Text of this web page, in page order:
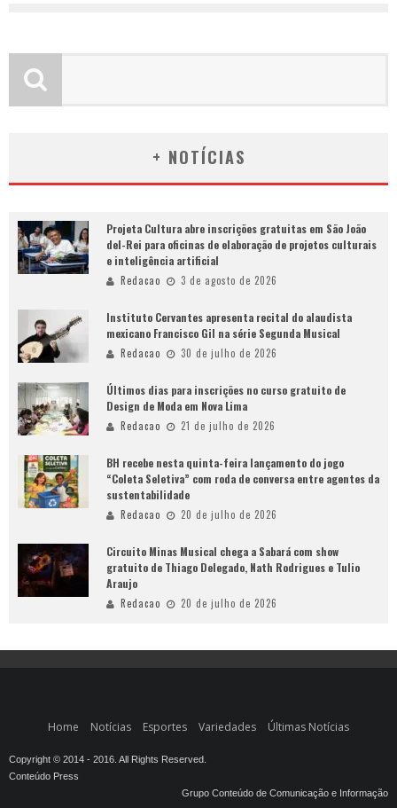
+ NOTÍCIAS
Projeta Cultura abre inscrições gratuitas em São João
del-Rei para oficinas de elaboração de projetos culturais
e inteligência artificial
Redacao 3 de agosto de 2026
Instituto Cervantes apresenta recital do alaudista
mexicano Francisco Gil na série Segunda Musical
Redacao 30 de julho de 2026
Últimos dias para inscrições no curso gratuito de
Design de Moda em Nova Lima
Redacao 21 de julho de 2026
BH recebe nesta quinta-feira lançamento do jogo
“Coleta Seletiva” com roda de conversa entre agentes da
sustentabilidade
Redacao 20 de julho de 2026
Circuito Minas Musical chega a Sabará com show
gratuito de Thiago Delegado, Nath Rodrigues e Tulio
Araujo
Redacao 20 de julho de 2026
Home Notícias Esportes Variedades Últimas Notícias
Copyright © 2014 - 2016. All Rights Reserved.
Conteúdo Press
Grupo Conteúdo de Comunicação e Informação